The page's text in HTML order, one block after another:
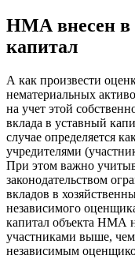
НМА внесен в
капитал
А как произвести
нематериальных
на учет этой
вклада в уставный
случае определяется
учредителями
При этом важно
законодательством
вкладов в
независимого
капитал объекта НМА
участниками выше, чем
независимым